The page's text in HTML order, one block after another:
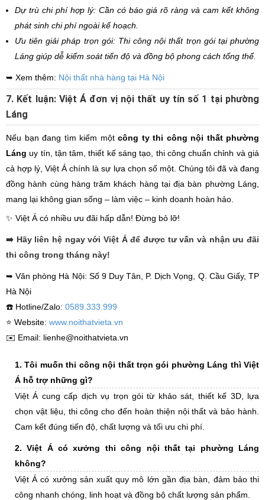
Dự trù chi phí hợp lý: Cần có báo giá rõ ràng và cam kết không
phát sinh chi phí ngoài kế hoạch.
Ưu tiên giải pháp trọn gói: Thi công nội thất trọn gói tại phường
Láng giúp dễ kiểm soát tiến độ và đồng bộ phong cách tổng thể.
➥ Xem thêm: Nội thất nhà hàng tại Hà Nội
7. Kết luận: Việt Á đơn vị nội thất uy tín số 1 tại phường
Láng
Nếu bạn đang tìm kiếm một công ty thi công nội thất phường
Láng uy tín, tận tâm, thiết kế sáng tạo, thi công chuẩn chỉnh và giá
cả hợp lý, Việt Á chính là sự lựa chọn số một. Chúng tôi đã và đang
đồng hành cùng hàng trăm khách hàng tại địa bàn phường Láng,
mang lại không gian sống – làm việc – kinh doanh hoàn hảo.
✨ Việt Á có nhiều ưu đãi hấp dẫn! Đừng bỏ lỡ!
➡️ Hãy liên hệ ngay với Việt Á để được tư vấn và nhận ưu đãi
thi công trong tháng này!
➥ Văn phòng Hà Nội: Số 9 Duy Tân, P. Dịch Vọng, Q. Cầu Giấy, TP
Hà Nội
☎️ Hotline/Zalo: 0589.333.999
⭐️ Website: www.noithatvieta.vn
✉️ Email: lienhe@noithatvieta.vn
1. Tôi muốn thi công nội thất trọn gói phường Láng thì Việt
Á hỗ trợ những gì?
Việt Á cung cấp dịch vụ trọn gói từ khảo sát, thiết kế 3D, lựa
chọn vật liệu, thi công cho đến hoàn thiện nội thất và bảo hành.
Cam kết đúng tiến độ, chất lượng và tối ưu chi phí.
2. Việt Á có xưởng thi công nội thất tại phường Láng
không?
Việt Á có xưởng sản xuất quy mô lớn gần địa bàn, đảm bảo thi
công nhanh chóng, linh hoạt và đồng bộ chất lượng sản phẩm.